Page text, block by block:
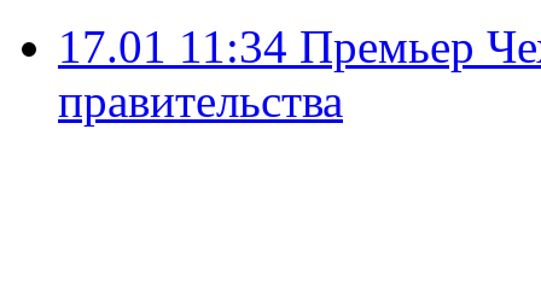
17.01 11:34 Премьер
правительства